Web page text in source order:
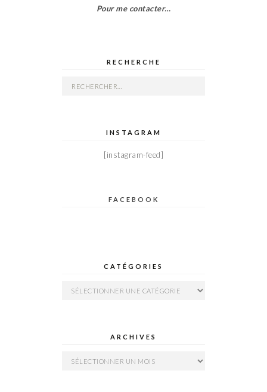
Pour me contacter…
RECHERCHE
Rechercher :
INSTAGRAM
[instagram-feed]
FACEBOOK
CATÉGORIES
Catégories
ARCHIVES
Archives